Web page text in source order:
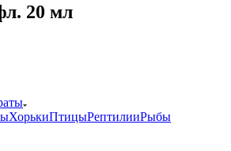
20 мл
ХорькиПтицыРептилииРыбы